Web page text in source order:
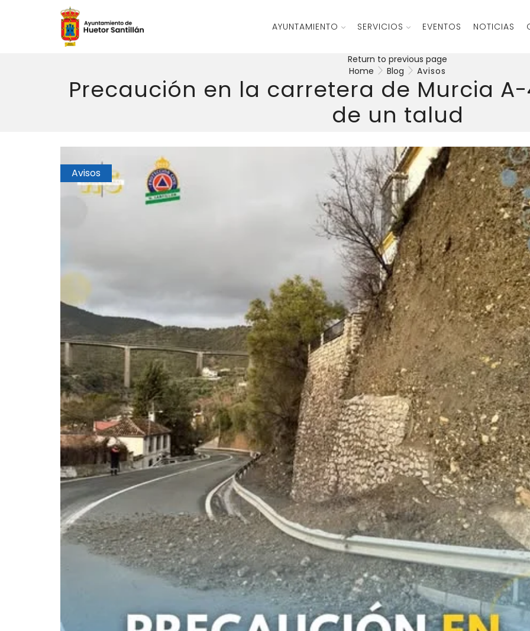
AYUNTAMIENTO SERVICIOS EVENTOS NOTICIAS
Return to previous page
Home
Blog Avisos
Precaución en la carretera de Murcia
de un talud
Avisos